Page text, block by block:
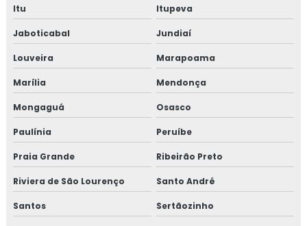
Itu Itupeva
Jaboticabal Jundiaí
Louveira Marapoama
Marília Mendonça
Mongaguá Osasco
Paulínia Peruíbe
Praia Grande Ribeirão Preto
Riviera de São Lourenço Santo André
Santos Sertãozinho